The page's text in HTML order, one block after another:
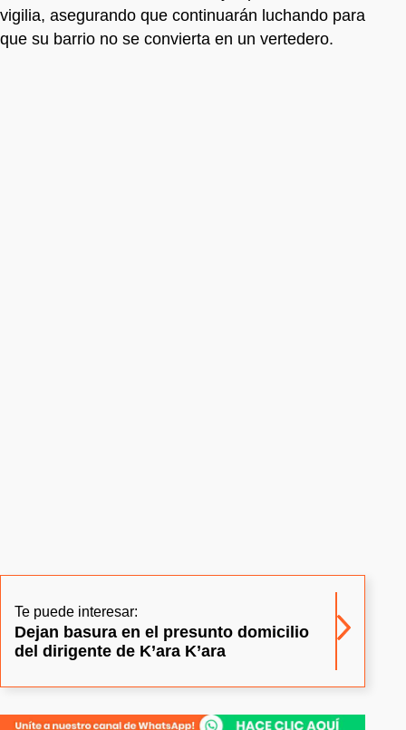
vigilia, asegurando que continuarán luchando para
que su barrio no se convierta en un vertedero.
Te puede interesar:
Dejan basura en el presunto domicilio
del dirigente de K’ara K’ara